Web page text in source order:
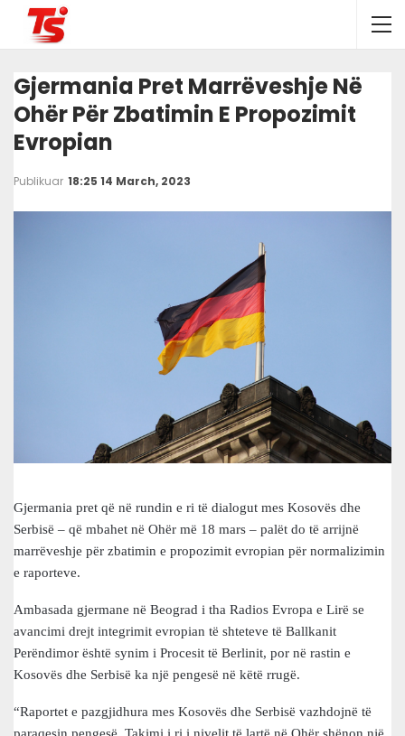
Gjermania Pret Marrëveshje Në
Ohër Për Zbatimin E Propozimit
Evropian
Publikuar 18:25 14 March, 2023
Gjermania pret që në rundin e ri të dialogut mes Kosovës dhe
Serbisë – që mbahet në Ohër më 18 mars – palët do të arrijnë
marrëveshje për zbatimin e propozimit evropian për normalizimin
e raporteve.
Ambasada gjermane në Beograd i tha Radios Evropa e Lirë se
avancimi drejt integrimit evropian të shteteve të Ballkanit
Perëndimor është synim i Procesit të Berlinit, por në rastin e
Kosovës dhe Serbisë ka një pengesë në këtë rrugë.
“Raportet e pazgjidhura mes Kosovës dhe Serbisë vazhdojnë të
paraqesin pengesë. Takimi i ri i nivelit të lartë në Ohër shënon një